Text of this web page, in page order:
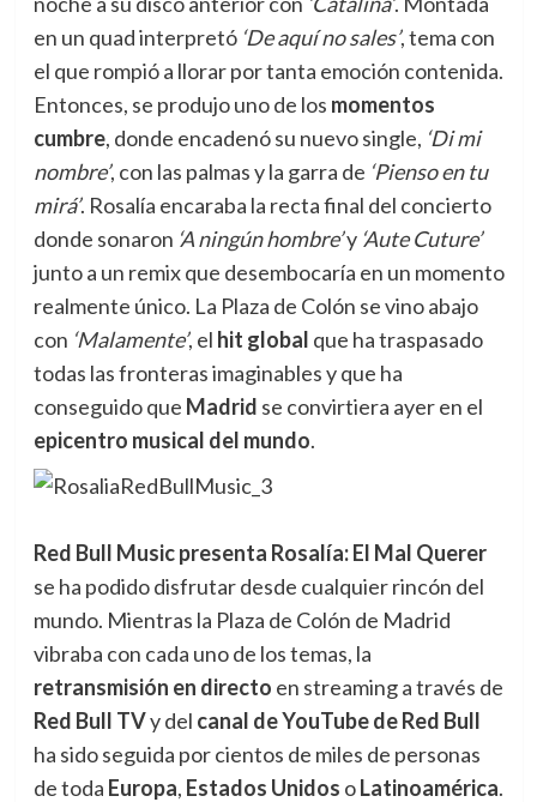
en un quad interpretó ‘De aquí no sales’, tema con
el que rompió a llorar por tanta emoción contenida.
Entonces, se produjo uno de los momentos
cumbre, donde encadenó su nuevo single, ‘Di mi
nombre’, con las palmas y la garra de ‘Pienso en tu
mirá’. Rosalía encaraba la recta final del concierto
donde sonaron ‘A ningún hombre’y ‘Aute Cuture’
junto a un remix que desembocaría en un momento
realmente único. La Plaza de Colón se vino abajo
con ‘Malamente’, el hit global que ha traspasado
todas las fronteras imaginables y que ha
conseguido que Madrid se convirtiera ayer en el
epicentro musical del mundo.
Red Bull Music presenta Rosalía: El Mal Querer
se ha podido disfrutar desde cualquier rincón del
mundo. Mientras la Plaza de Colón de Madrid
vibraba con cada uno de los temas, la
retransmisión en directo en streaming a través de
Red Bull TVy del canal de YouTube de Red Bull
ha sido seguida por cientos de miles de personas
de toda Europa, Estados Unidos oLatinoamérica.